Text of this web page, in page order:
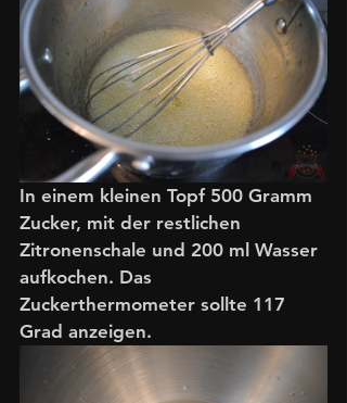
In einem kleinen Topf 500 Gramm
Zucker, mit der restlichen
Zitronenschale und 200 ml Wasser
aufkochen. Das
Zuckerthermometer sollte 117
Grad anzeigen.